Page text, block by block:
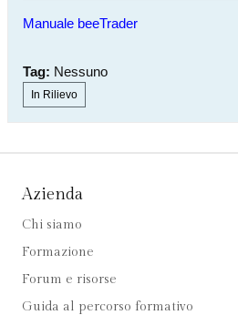
Manuale beeTrader
Tag: Nessuno
In Rilievo
Azienda
Chi siamo
Formazione
Forum e risorse
Guida al percorso formativo